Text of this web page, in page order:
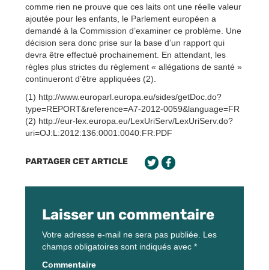
comme rien ne prouve que ces laits ont une réelle valeur
ajoutée pour les enfants, le Parlement européen a
demandé à la Commission d’examiner ce problème. Une
décision sera donc prise sur la base d’un rapport qui
devra être effectué prochainement. En attendant, les
règles plus strictes du règlement « allégations de santé »
continueront d’être appliquées (2).
(1) http://www.europarl.europa.eu/sides/getDoc.do?
type=REPORT&reference=A7-2012-0059&language=FR
(2) http://eur-lex.europa.eu/LexUriServ/LexUriServ.do?
uri=OJ:L:2012:136:0001:0040:FR:PDF
PARTAGER CET ARTICLE
Laisser un commentaire
Votre adresse e-mail ne sera pas publiée. Les
champs obligatoires sont indiqués avec *
Commentaire